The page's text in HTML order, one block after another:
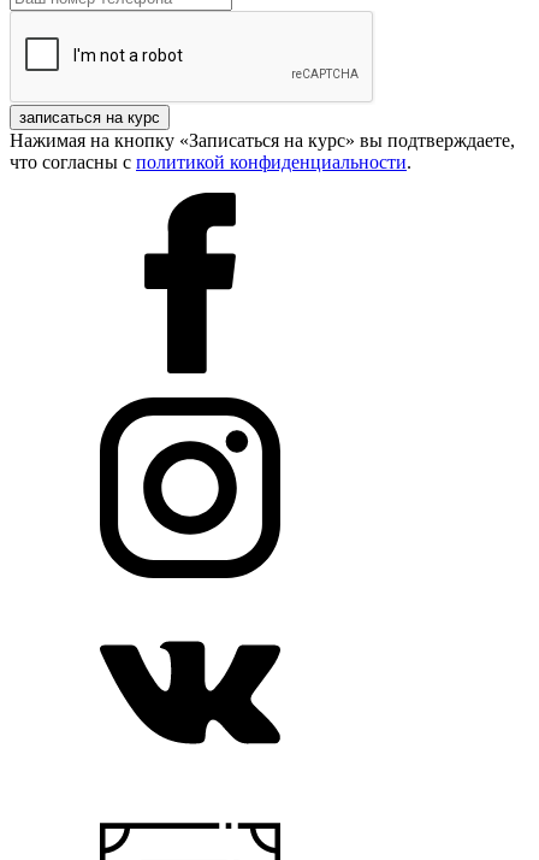
записаться на курс
Нажимая на кнопку «Записаться на курс» вы подтверждаете,
что согласны с политикой конфиденциальности.